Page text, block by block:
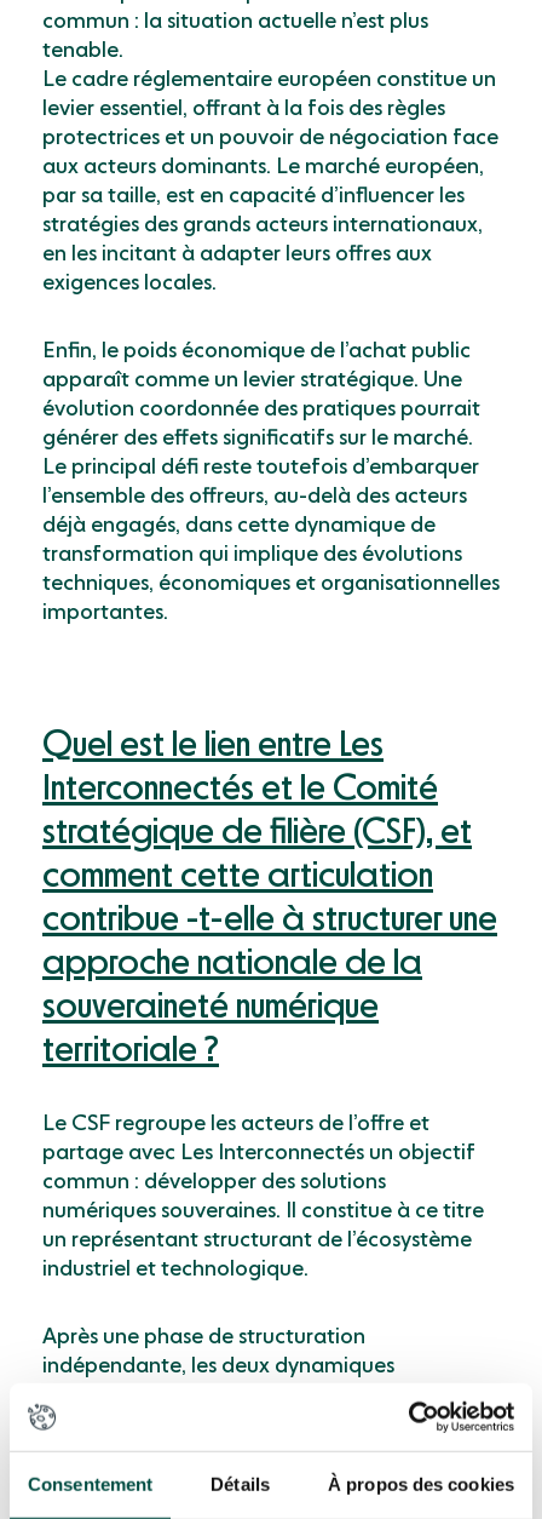
Consentement Détails À propos des cookies
commun : la situation actuelle n’est plus
tenable.
Le cadre réglementaire européen constitue un
levier essentiel, offrant à la fois des règles
protectrices et un pouvoir de négociation face
aux acteurs dominants. Le marché européen,
par sa taille, est en capacité d’influencer les
stratégies des grands acteurs internationaux,
en les incitant à adapter leurs offres aux
exigences locales.
Enfin, le poids économique de l’achat public
apparaît comme un levier stratégique. Une
évolution coordonnée des pratiques pourrait
générer des effets significatifs sur le marché.
Le principal défi reste toutefois d’embarquer
l’ensemble des offreurs, au-delà des acteurs
déjà engagés, dans cette dynamique de
transformation qui implique des évolutions
techniques, économiques et organisationnelles
importantes.
Quel est le lien entre Les
Interconnectés et le Comité
stratégique de filière (CSF), et
comment cette articulation
contribue -t-elle à structurer une
approche nationale de la
souveraineté numérique
territoriale ?
Le CSF regroupe les acteurs de l’offre et
partage avec Les Interconnectés un objectif
commun : développer des solutions
numériques souveraines. Il constitue à ce titre
un représentant structurant de l’écosystème
industriel et technologique.
Après une phase de structuration
indépendante, les deux dynamiques
engagés pour confronter les attentes des
collectivités et les offres du marché,
notamment autour des critères définis dans la